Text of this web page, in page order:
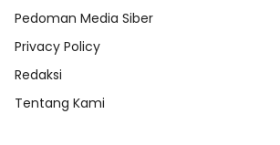
Pedoman Media Siber
Privacy Policy
Redaksi
Tentang Kami